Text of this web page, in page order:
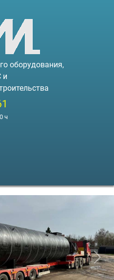
оборудования,
и
ч